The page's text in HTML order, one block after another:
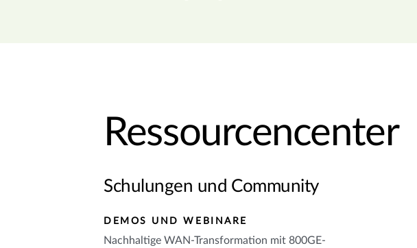
Ressourcencenter
Schulungen und Community
DEMOS UND WEBINARE
Nachhaltige WAN-Transformation mit 800GE-